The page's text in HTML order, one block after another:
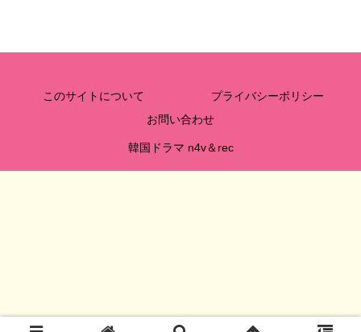
このサイトについて
プライバシーポリシー
お問い合わせ
韓国ドラマ n4v＆rec